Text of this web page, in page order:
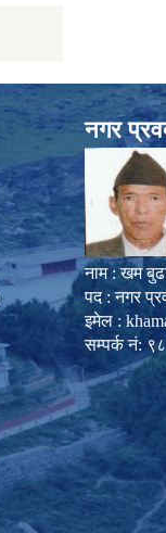
नगर
नाम : खम
पद : नगर
इमेल :
सम्पर्क नं: